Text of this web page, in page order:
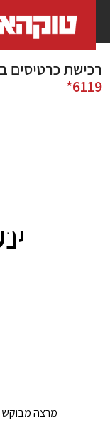
רכישת כרטיסים
6119*
מרצה מבוקש